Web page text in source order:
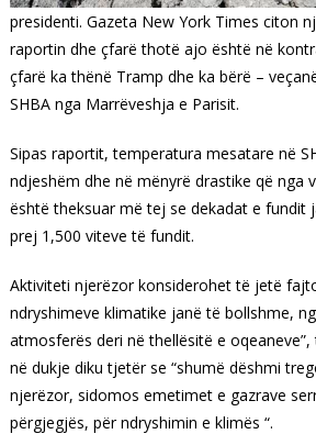
presidenti. Gazeta New York Times citon
raportin dhe çfarë thotë ajo është në
çfarë ka thënë Tramp dhe ka bërë –
SHBA nga Marrëveshja e Parisit.
Sipas raportit, temperatura mesatare në
ndjeshëm dhe në mënyrë drastike që nga
është theksuar më tej se dekadat e fundit
prej 1,500 viteve të fundit.
Aktiviteti njerëzor konsiderohet të jetë
ndryshimeve klimatike janë të bollshme,
atmosferës deri në thellësitë e
në dukje diku tjetër se “shumë dëshmi
njerëzor, sidomos emetimet e gazrave
përgjegjës, për ndryshimin e klimës “.